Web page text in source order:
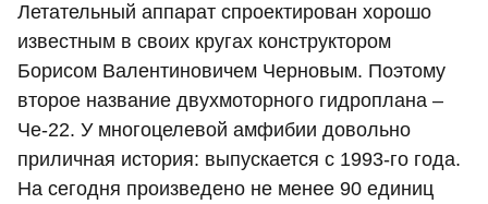
Летательный аппарат спроектирован хорошо
известным в своих кругах конструктором
Борисом Валентиновичем Черновым. Поэтому
второе название двухмоторного гидроплана –
Че-22. У многоцелевой амфибии довольно
приличная история: выпускается с 1993-го года.
На сегодня произведено не менее 90 единиц